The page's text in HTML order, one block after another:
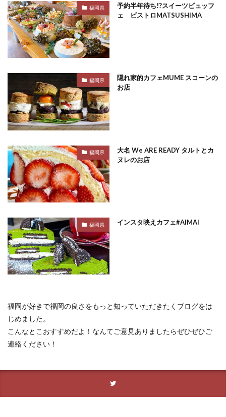
福岡県
予約半年待ち!?スイーツビュッフ
ェ ビストロMATSUSHIMA
福岡県
隠れ家的カフェMUME スコーンの
お店
福岡県
大名 We ARE READY タルトとカ
ヌレのお店
福岡県 インスタ映えカフェ#AIMAI
福岡が好きで福岡の良さをもっと知っていただきたくブログをは
じめました。
こんなとこおすすめだよ！なんてご意見ありましたらぜひぜひご
連絡ください！